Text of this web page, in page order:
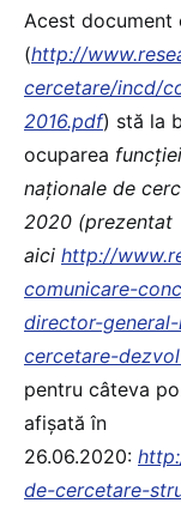
Acest document
(http://
cercetare/incd/
2016.pdf) stă la
ocuparea
naționale de
2020 (prezentat
aici http://
comunicare-
director-
cercetare-
pentru câteva
afișată în
26.06.2020:
de-cercetare-